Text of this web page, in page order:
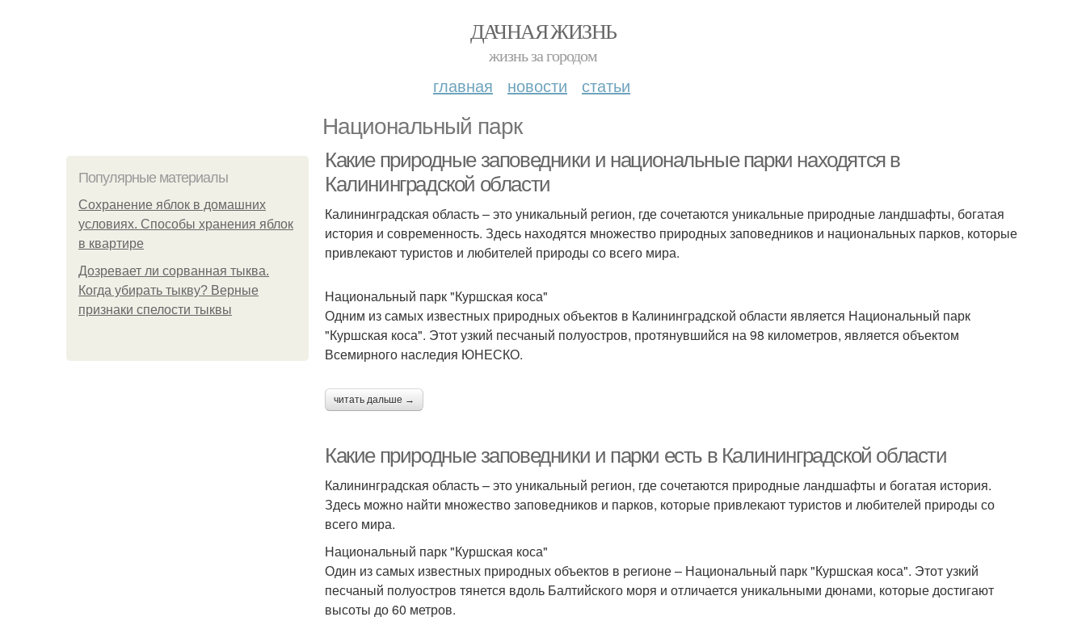
ДАЧНАЯ ЖИЗНЬ
жизнь за городом
главная новости статьи
Национальный парк
Популярные материалы
Сохранение яблок в домашних
условиях. Способы хранения яблок
в квартире
Дозревает ли сорванная тыква.
Когда убирать тыкву? Верные
признаки спелости тыквы
Какие природные заповедники и национальные парки находятся в
Калининградской области
Калининградская область – это уникальный регион, где сочетаются уникальные природные ландшафты, богатая
история и современность. Здесь находятся множество природных заповедников и национальных парков, которые
привлекают туристов и любителей природы со всего мира.
Национальный парк "Куршская коса"
Одним из самых известных природных объектов в Калининградской области является Национальный парк
"Куршская коса". Этот узкий песчаный полуостров, протянувшийся на 98 километров, является объектом
Всемирного наследия ЮНЕСКО.
читать дальше →
Какие природные заповедники и парки есть в Калининградской области
Калининградская область – это уникальный регион, где сочетаются природные ландшафты и богатая история.
Здесь можно найти множество заповедников и парков, которые привлекают туристов и любителей природы со
всего мира.
Национальный парк "Куршская коса"
Один из самых известных природных объектов в регионе – Национальный парк "Куршская коса". Этот узкий
песчаный полуостров тянется вдоль Балтийского моря и отличается уникальными дюнами, которые достигают
высоты до 60 метров.